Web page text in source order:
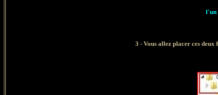
l'un
3 - Vous allez placer ces